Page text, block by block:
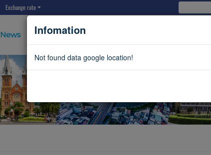
Exchange rate
News Accommodations
Infomation
Not found data google location!